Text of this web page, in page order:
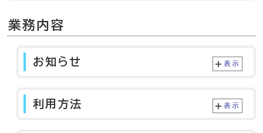
業務内容
お知らせ 表示
利用方法 表示